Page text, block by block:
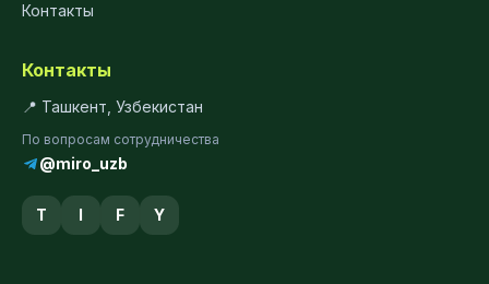
Контакты
Контакты
📍 Ташкент, Узбекистан
По вопросам сотрудничества
@miro_uzb
T I F Y